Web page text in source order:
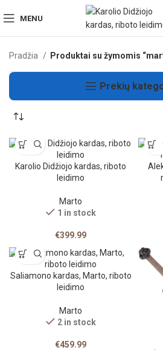
MENU
Pradžia Produktai su žymomis
Prekių
Karolio Didžiojo kardas, riboto
leidimo
Marto
1 in stock
€399.99
Saliamono kardas, Marto, riboto
leidimo
Marto
2 in stock
€459.99